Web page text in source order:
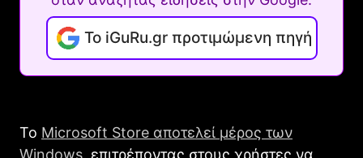
Το iGuRu.gr προτιμώμενη πηγή
Το Microsoft Store αποτελεί μέρος των